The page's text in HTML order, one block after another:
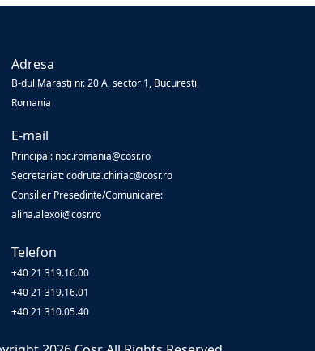
Adresa
B-dul Marasti nr. 20 A, sector 1, Bucuresti,
Romania
E-mail
Principal: noc.romania@cosr.ro
Secretariat: codruta.chiriac@cosr.ro
Consilier Presedinte/Comunicare:
alina.alexoi@cosr.ro
Telefon
+40 21 319.16.00
+40 21 319.16.01
+40 21 310.05.40